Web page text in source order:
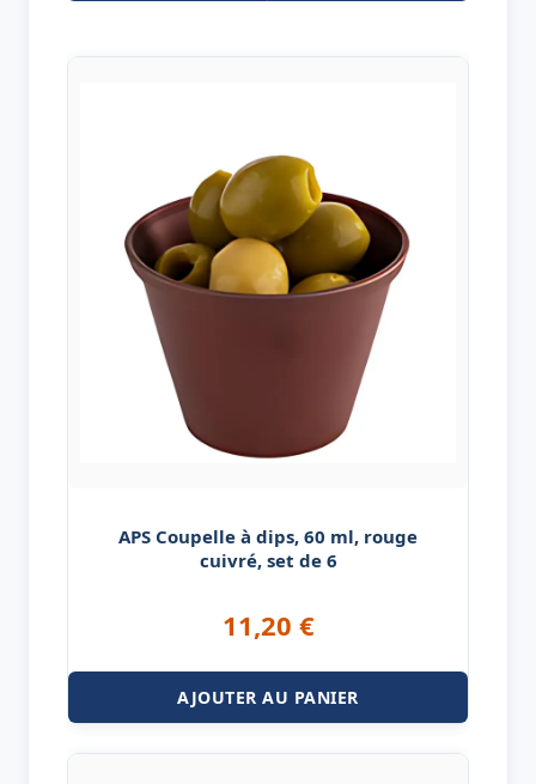
APS Coupelle à dips, 60 ml, rouge
cuivré, set de 6
11,20 €
AJOUTER AU PANIER